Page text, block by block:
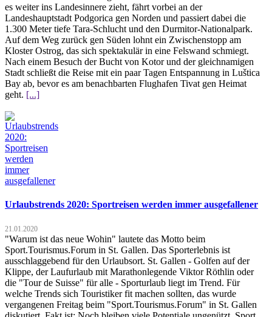
es weiter ins Landesinnere zieht, fährt vorbei an der
Landeshauptstadt Podgorica gen Norden und passiert dabei die
1.300 Meter tiefe Tara-Schlucht und den Durmitor-Nationalpark.
Auf dem Weg zurück gen Süden lohnt ein Zwischenstopp am
Kloster Ostrog, das sich spektakulär in eine Felswand schmiegt.
Nach einem Besuch der Bucht von Kotor und der gleichnamigen
Stadt schließt die Reise mit ein paar Tagen Entspannung in Luštica
Bay ab, bevor es am benachbarten Flughafen Tivat gen Heimat
geht. [...]
Urlaubstrends 2020: Sportreisen werden immer ausgefallener
21.01.2020
"Warum ist das neue Wohin" lautete das Motto beim
Sport.Tourismus.Forum in St. Gallen. Das Sporterlebnis ist
ausschlaggebend für den Urlaubsort. St. Gallen - Golfen auf der
Klippe, der Laufurlaub mit Marathonlegende Viktor Röthlin oder
die "Tour de Suisse" für alle - Sporturlaub liegt im Trend. Für
welche Trends sich Touristiker fit machen sollten, das wurde
vergangenen Freitag beim "Sport.Tourismus.Forum" in St. Gallen